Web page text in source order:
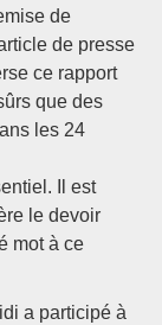
de
de presse
ce rapport
que des
les 24
Il est
le devoir
mot à ce
a participé à